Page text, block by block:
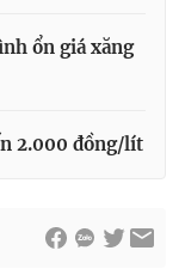
ổn giá xăng
2.000 đồng/lít